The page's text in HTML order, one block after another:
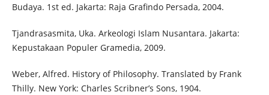
Budaya. 1st ed. Jakarta: Raja Grafindo Persada, 2004.
Tjandrasasmita, Uka. Arkeologi Islam Nusantara. Jakarta:
Kepustakaan Populer Gramedia, 2009.
Weber, Alfred. History of Philosophy. Translated by Frank
Thilly. New York: Charles Scribner’s Sons, 1904.